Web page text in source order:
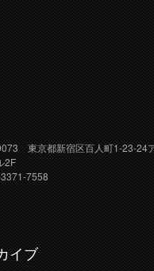
東京都新宿区百人町1-23-24
2F
7558
イブ